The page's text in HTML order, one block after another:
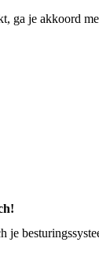
ga je akkoord